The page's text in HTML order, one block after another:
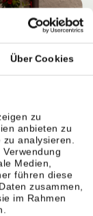
Über Cookies
zu
anbieten zu
zu analysieren.
Medien,
führen diese
zusammen,
im Rahmen